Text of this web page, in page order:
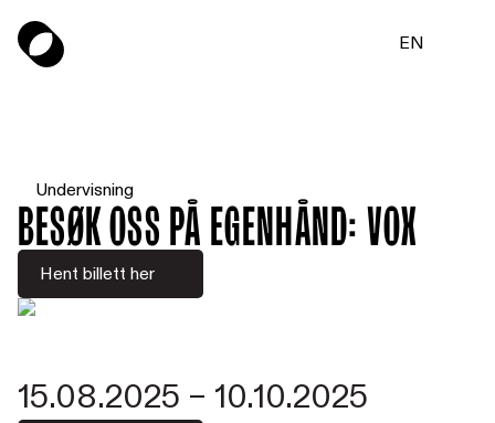
EN
Undervisning
Besøk oss på egenhånd: VOX
Hent billett her
15.08.2025 – 10.10.2025